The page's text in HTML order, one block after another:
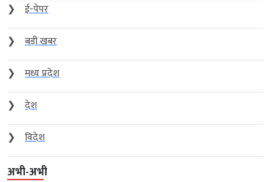
❯
ई-पेपर
❯
बड़ी खबर
❯
मध्य प्रदेश
❯
देश
❯
विदेश
अभी-अभी